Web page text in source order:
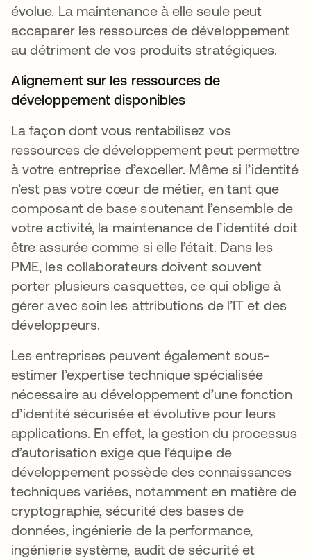
évolue. La maintenance à elle seule peut
accaparer les ressources de développement
au détriment de vos produits stratégiques.
Alignement sur les ressources de
développement disponibles
La façon dont vous rentabilisez vos
ressources de développement peut permettre
à votre entreprise d’exceller. Même si l’identité
n’est pas votre cœur de métier, en tant que
composant de base soutenant l’ensemble de
votre activité, la maintenance de l’identité doit
être assurée comme si elle l’était. Dans les
PME, les collaborateurs doivent souvent
porter plusieurs casquettes, ce qui oblige à
gérer avec soin les attributions de l’IT et des
développeurs.
Les entreprises peuvent également sous-
estimer l’expertise technique spécialisée
nécessaire au développement d’une fonction
d’identité sécurisée et évolutive pour leurs
applications. En effet, la gestion du processus
d’autorisation exige que l’équipe de
développement possède des connaissances
techniques variées, notamment en matière de
cryptographie, sécurité des bases de
données, ingénierie de la performance,
ingénierie système, audit de sécurité et